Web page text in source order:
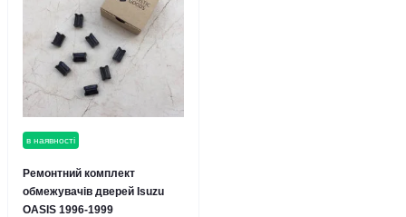
в наявності
Ремонтний комплект
обмежувачів дверей Isuzu
OASIS 1996-1999